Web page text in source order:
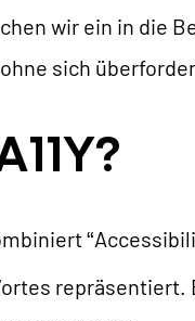
BLOG
wir ein in die
sich
repräsentiert.